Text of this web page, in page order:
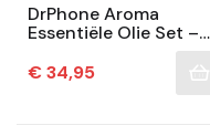
DrPhone Aroma
Essentiële Olie Set –
Diffuser, Sauna En Bad
– Natuurlijk – Relax &...
Prijs
€ 34,95